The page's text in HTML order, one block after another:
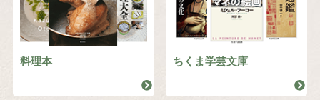
料理本 ちくま学芸文庫